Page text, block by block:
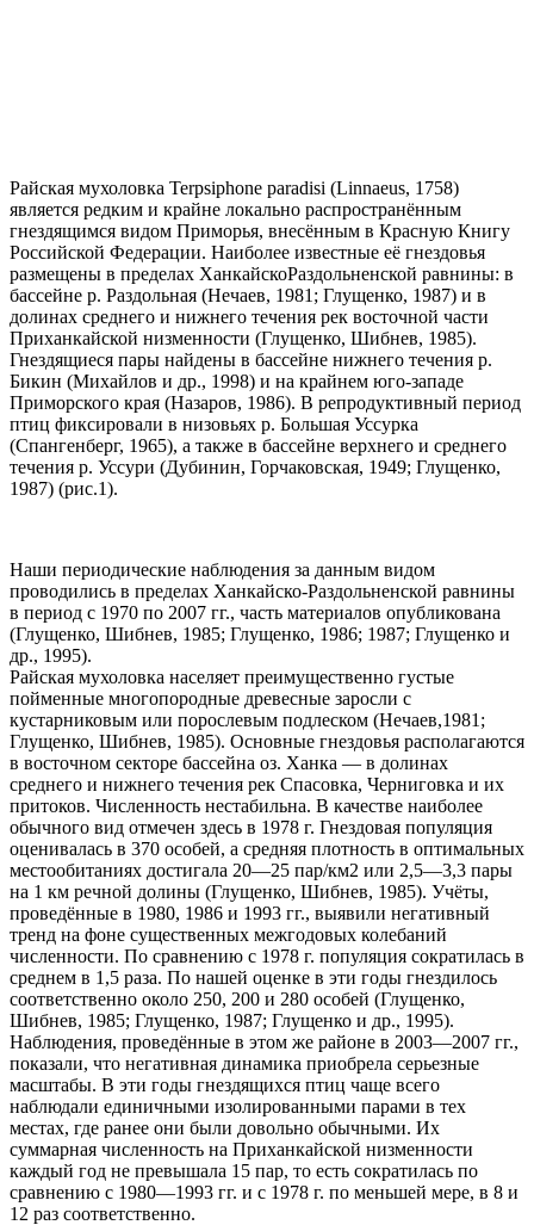
Райская мухоловка Terpsiphone paradisi (Linnaeus, 1758)
является редким и крайне локально распространённым
гнездящимся видом Приморья, внесённым в Красную Книгу
Российской Федерации. Наиболее известные её гнездовья
размещены в пределах ХанкайскоРаздольненской равнины: в
бассейне р. Раздольная (Нечаев, 1981; Глущенко, 1987) и в
долинах среднего и нижнего течения рек восточной части
Приханкайской низменности (Глущенко, Шибнев, 1985).
Гнездящиеся пары найдены в бассейне нижнего течения р.
Бикин (Михайлов и др., 1998) и на крайнем юго-западе
Приморского края (Назаров, 1986). В репродуктивный период
птиц фиксировали в низовьях р. Большая Уссурка
(Спангенберг, 1965), а также в бассейне верхнего и среднего
течения р. Уссури (Дубинин, Горчаковская, 1949; Глущенко,
1987) (рис.1).
Наши периодические наблюдения за данным видом
проводилиcь в пределах Ханкайско-Раздольненской равнины
в период с 1970 по 2007 гг., часть материалов опубликована
(Глущенко, Шибнев, 1985; Глущенко, 1986; 1987; Глущенко и
др., 1995).
Райская мухоловка населяет преимущественно густые
пойменные многопородные древесные заросли с
кустарниковым или порослевым подлеском (Нечаев,1981;
Глущенко, Шибнев, 1985). Основные гнездовья располагаются
в восточном секторе бассейна оз. Ханка — в долинах
среднего и нижнего течения рек Спасовка, Черниговка и их
притоков. Численность нестабильна. В качестве наиболее
обычного вид отмечен здесь в 1978 г. Гнездовая популяция
оценивалась в 370 особей, а средняя плотность в оптимальных
местообитаниях достигала 20—25 пар/км2 или 2,5—3,3 пары
на 1 км речной долины (Глущенко, Шибнев, 1985). Учёты,
проведённые в 1980, 1986 и 1993 гг., выявили негативный
тренд на фоне существенных межгодовых колебаний
численности. По сравнению с 1978 г. популяция сократилась в
среднем в 1,5 раза. По нашей оценке в эти годы гнездилось
соответственно около 250, 200 и 280 особей (Глущенко,
Шибнев, 1985; Глущенко, 1987; Глущенко и др., 1995).
Наблюдения, проведённые в этом же районе в 2003—2007 гг.,
показали, что негативная динамика приобрела серьезные
масштабы. В эти годы гнездящихся птиц чаще всего
наблюдали единичными изолированными парами в тех
местах, где ранее они были довольно обычными. Их
суммарная численность на Приханкайской низменности
каждый год не превышала 15 пар, то есть сократилась по
сравнению с 1980—1993 гг. и с 1978 г. по меньшей мере, в 8 и
12 раз соответственно.